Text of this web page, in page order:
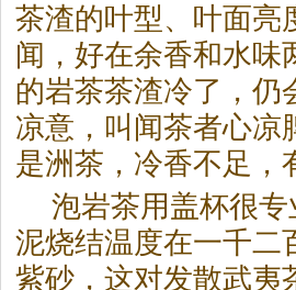
茶渣的叶型、叶面亮
闻，好在余香和水味
的岩茶茶渣冷了，仍
凉意，叫闻茶者心凉
是洲茶，冷香不足，
泡岩茶用盖杯很
泥烧结温度在一千二
紫砂，这对发散武夷